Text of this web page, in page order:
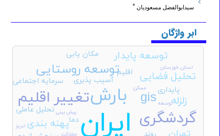
سیدابوالفضل مسعودیان
ابر واژگان
ایران
بارش
گردشگری
تغییر اقلیم
توسعه روستایی
gis
پهنه بندی
تحلیل فضایی
توسعه پایدار
زلزله
مکان یابی
اقلیم
آسیب پذیری
تحلیل عاملی
سرمایه اجتماعی
پایداری
دما
مشارکت
استان خوزستان
مسکن
توسعه
پیش بینی
تبریز